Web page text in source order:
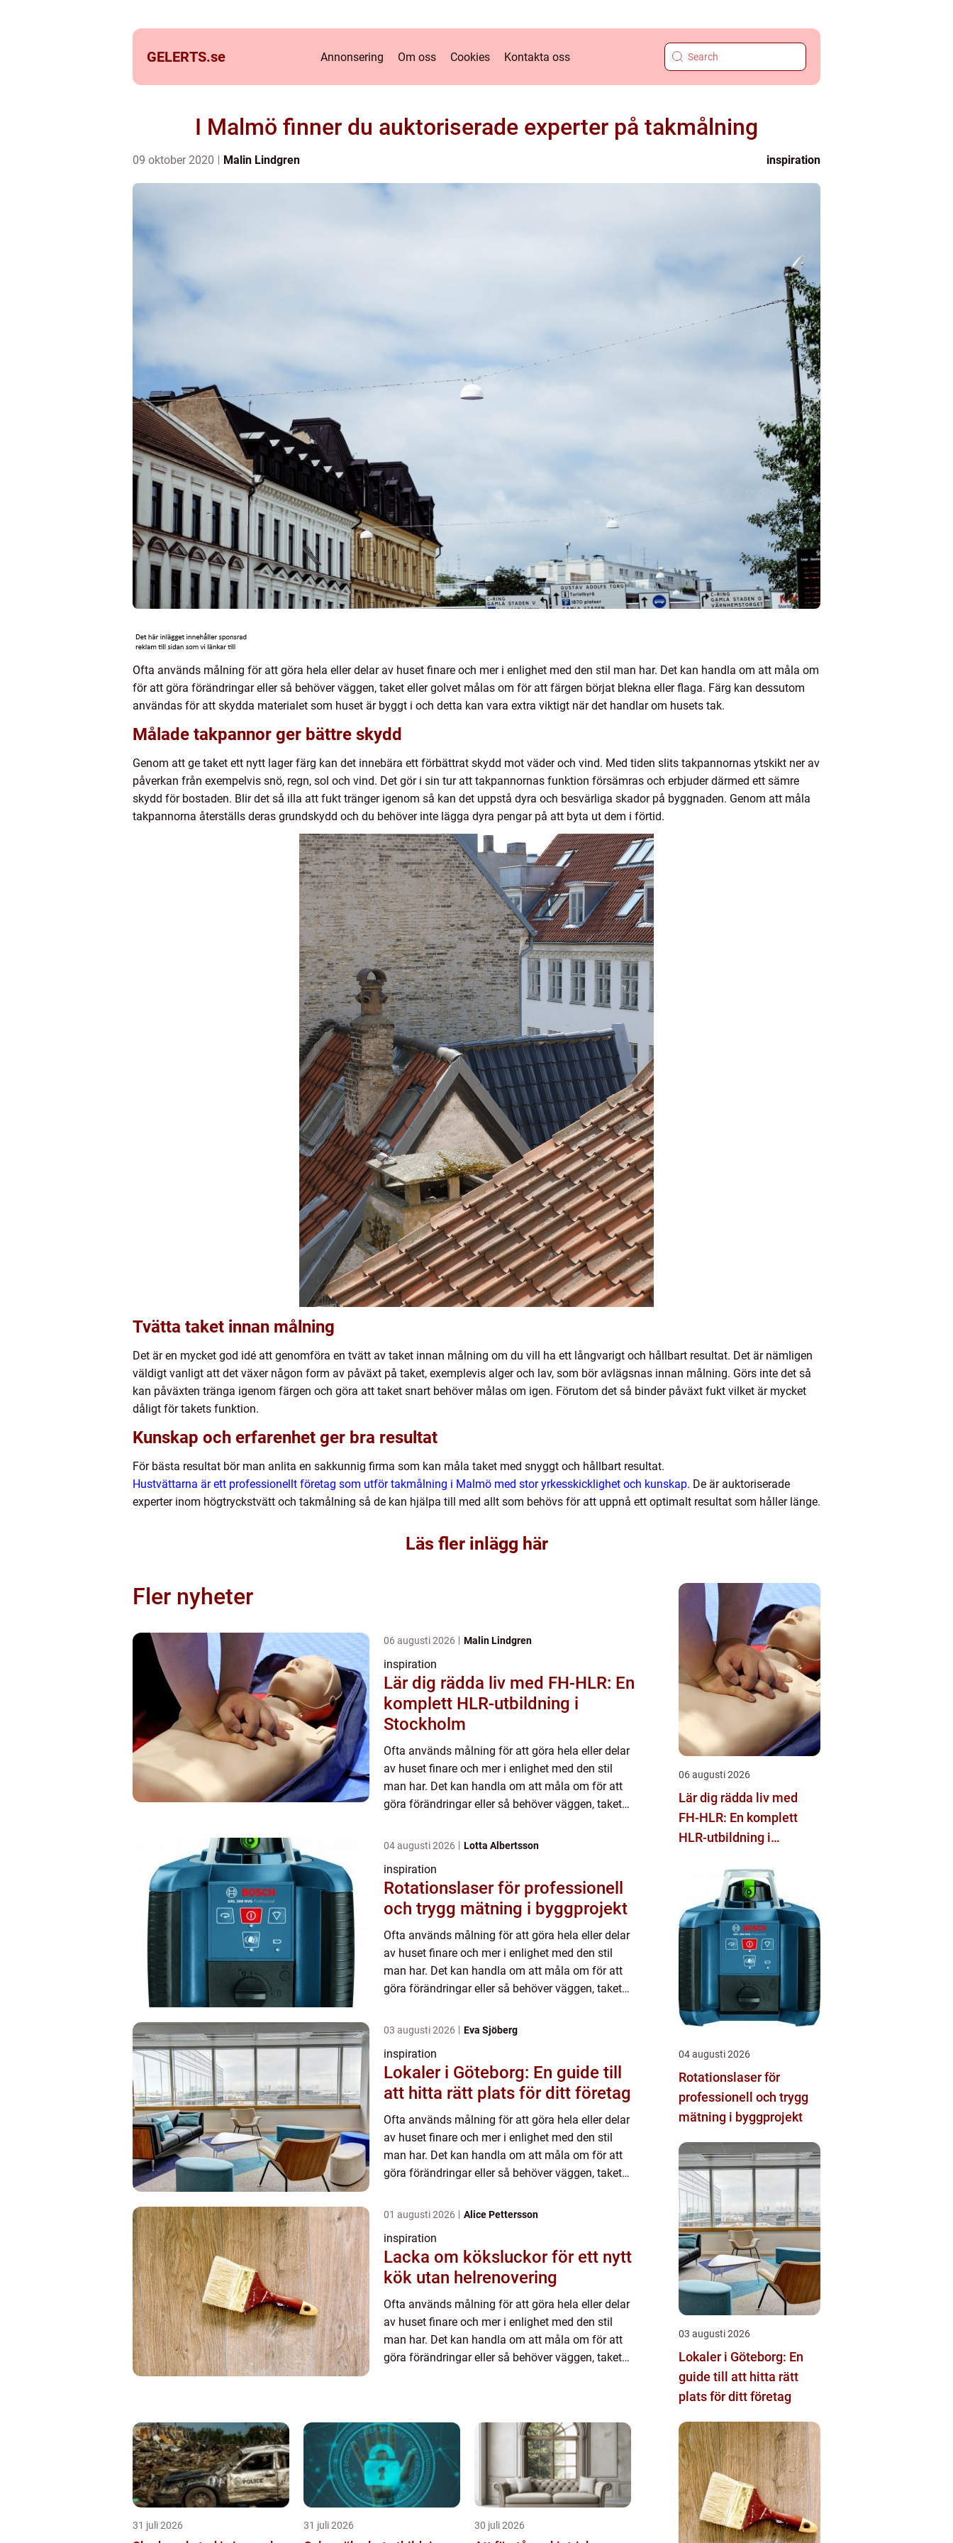
GELERTS.se Annonsering Om oss Cookies Kontakta oss
I Malmö finner du auktoriserade experter på takmålning
09 oktober 2020 Malin Lindgren inspiration
Ofta används målning för att göra hela eller delar av huset finare och mer i enlighet med den stil man har. Det kan handla om att måla om
för att göra förändringar eller så behöver väggen, taket eller golvet målas om för att färgen börjat blekna eller flaga. Färg kan dessutom
användas för att skydda materialet som huset är byggt i och detta kan vara extra viktigt när det handlar om husets tak.
Målade takpannor ger bättre skydd
Genom att ge taket ett nytt lager färg kan det innebära ett förbättrat skydd mot väder och vind. Med tiden slits takpannornas ytskikt ner av
påverkan från exempelvis snö, regn, sol och vind. Det gör i sin tur att takpannornas funktion försämras och erbjuder därmed ett sämre
skydd för bostaden. Blir det så illa att fukt tränger igenom så kan det uppstå dyra och besvärliga skador på byggnaden. Genom att måla
takpannorna återställs deras grundskydd och du behöver inte lägga dyra pengar på att byta ut dem i förtid.
Tvätta taket innan målning
Det är en mycket god idé att genomföra en tvätt av taket innan målning om du vill ha ett långvarigt och hållbart resultat. Det är nämligen
väldigt vanligt att det växer någon form av påväxt på taket, exemplevis alger och lav, som bör avlägsnas innan målning. Görs inte det så
kan påväxten tränga igenom färgen och göra att taket snart behöver målas om igen. Förutom det så binder påväxt fukt vilket är mycket
dåligt för takets funktion.
Kunskap och erfarenhet ger bra resultat
För bästa resultat bör man anlita en sakkunnig firma som kan måla taket med snyggt och hållbart resultat.
Hustvättarna är ett professionellt företag som utför takmålning i Malmö med stor yrkesskicklighet och kunskap. De är auktoriserade
experter inom högtryckstvätt och takmålning så de kan hjälpa till med allt som behövs för att uppnå ett optimalt resultat som håller länge.
Läs fler inlägg här
Fler nyheter
06 augusti 2026 Malin Lindgren
inspiration
Lär dig rädda liv med FH-HLR: En
komplett HLR-utbildning i
Stockholm
Ofta används målning för att göra hela eller delar
av huset finare och mer i enlighet med den stil
man har. Det kan handla om att måla om för att
göra förändringar eller så behöver väggen, taket
elle...
04 augusti 2026 Lotta Albertsson
inspiration
Rotationslaser för professionell
och trygg mätning i byggprojekt
Ofta används målning för att göra hela eller delar
av huset finare och mer i enlighet med den stil
man har. Det kan handla om att måla om för att
göra förändringar eller så behöver väggen, taket
elle...
03 augusti 2026 Eva Sjöberg
inspiration
Lokaler i Göteborg: En guide till
att hitta rätt plats för ditt företag
Ofta används målning för att göra hela eller delar
av huset finare och mer i enlighet med den stil
man har. Det kan handla om att måla om för att
göra förändringar eller så behöver väggen, taket
elle...
01 augusti 2026 Alice Pettersson
inspiration
Lacka om köksluckor för ett nytt
kök utan helrenovering
Ofta används målning för att göra hela eller delar
av huset finare och mer i enlighet med den stil
man har. Det kan handla om att måla om för att
göra förändringar eller så behöver väggen, taket
31 juli 2026 31 juli 2026 30 juli 2026
06 augusti 2026
Lär dig rädda liv med
FH-HLR: En komplett
HLR-utbildning i
04 augusti 2026
Rotationslaser för
professionell och trygg
mätning i byggprojekt
03 augusti 2026
Lokaler i Göteborg: En
guide till att hitta rätt
plats för ditt företag